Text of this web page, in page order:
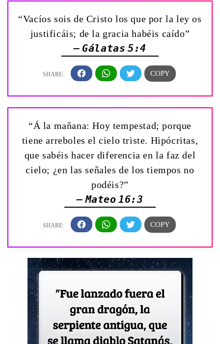
“Vacíos sois de Cristo los que por la ley os
justificáis; de la gracia habéis caído”
— Gálatas 5:4
“Á la mañana: Hoy tempestad; porque
tiene arreboles el cielo triste. Hipócritas,
que sabéis hacer diferencia en la faz del
cielo; ¿en las señales de los tiempos no
podéis?”
— Mateo 16:3